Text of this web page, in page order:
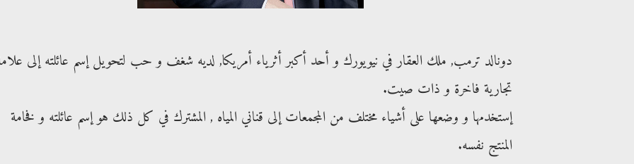
دونالد ترمب, ملك العقار في نيويورك و أحد أكبر أثرياء أمريكا, لديه شغف و حب لتحويل إسم عائلته إلى
تجارية فاخرة و ذات صيت.
إستخدمها و وضعها على أشياء مختلف من المجمعات إلى قناني المياه , المشترك في كل ذلك هو إسم عائلته و فخامة
المنتج نفسه.